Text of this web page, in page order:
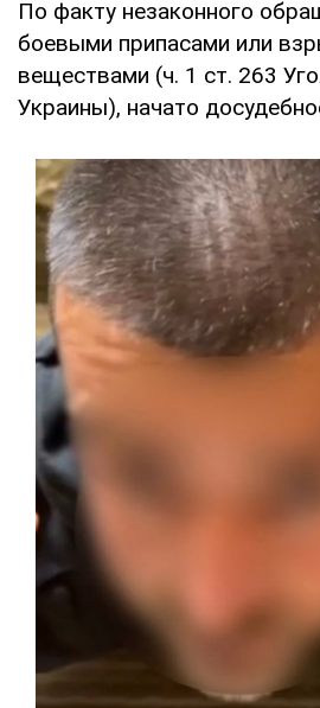
По факту незаконного
боевыми припасами или
веществами (ч. 1 ст. 263
Украины), начато